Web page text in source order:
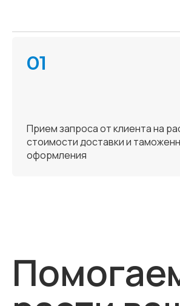
01
Прием запроса от клиента на
стоимости доставки и
оформления